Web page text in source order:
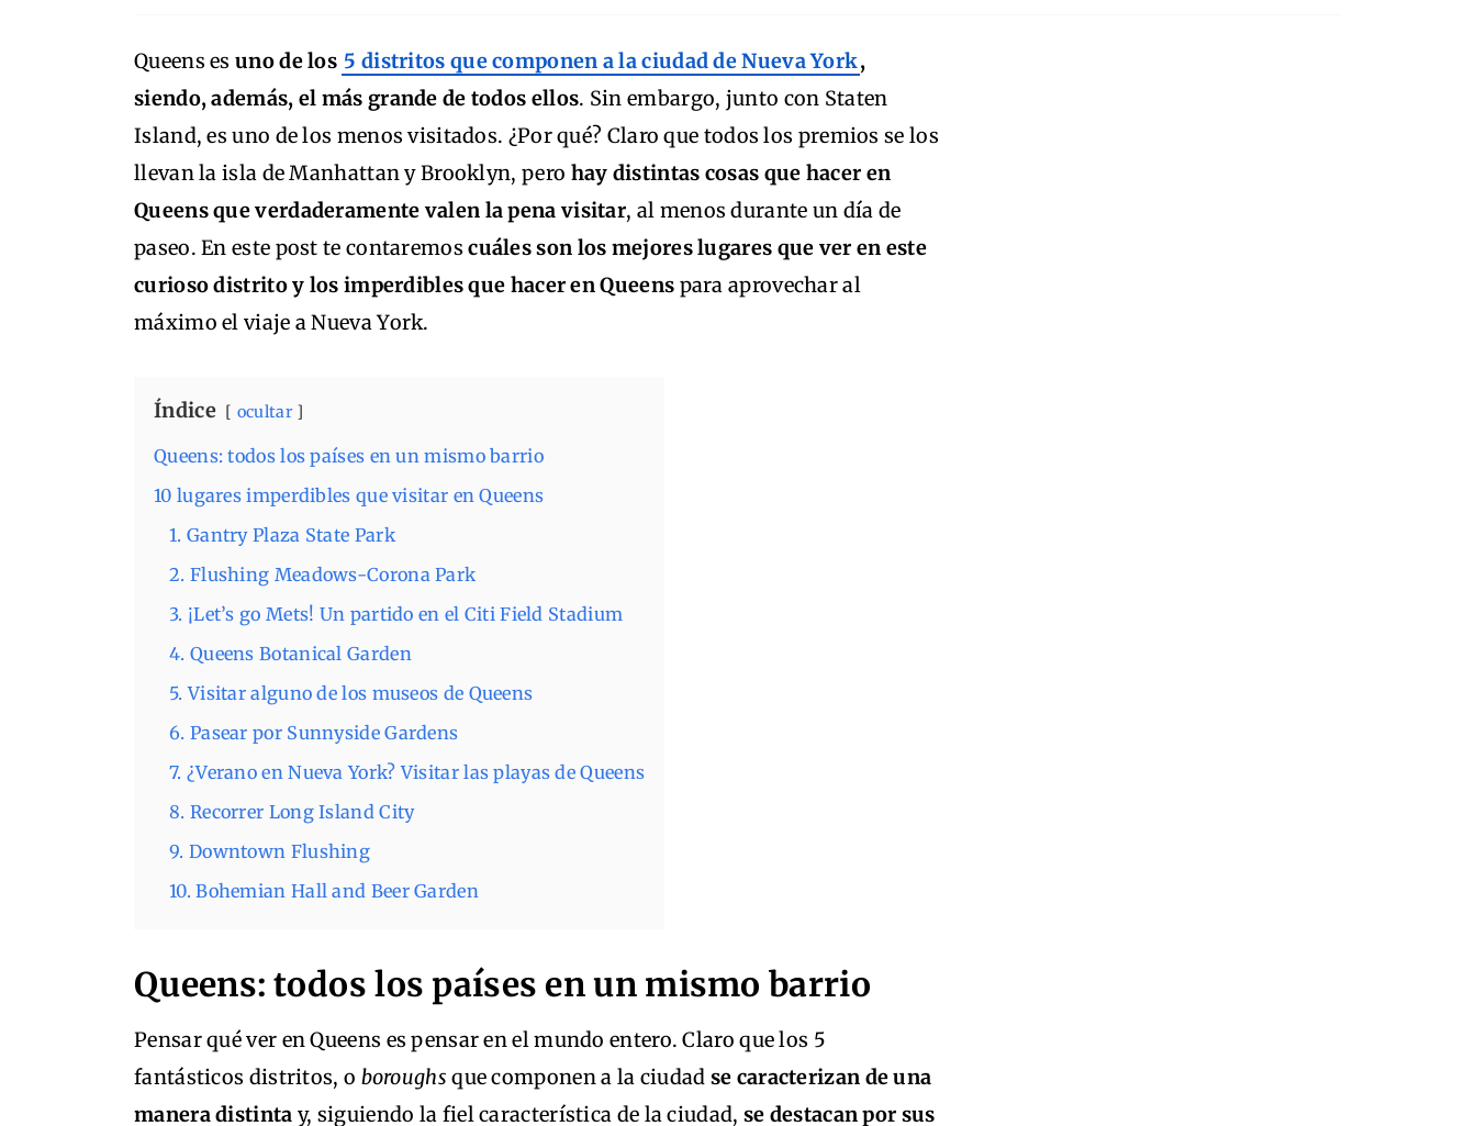
Queens es uno de los 5 distritos que componen a la ciudad de Nueva York,
siendo, además, el más grande de todos ellos. Sin embargo, junto con Staten
Island, es uno de los menos visitados. ¿Por qué? Claro que todos los premios se los
llevan la isla de Manhattan y Brooklyn, pero hay distintas cosas que hacer en
Queens que verdaderamente valen la pena visitar, al menos durante un día de
paseo. En este post te contaremoscuáles son los mejores lugares que ver en este
curioso distrito y los imperdibles que hacer en Queens para aprovechar al
máximo el viaje a Nueva York.
Índice ocultar
Queens: todos los países en un mismo barrio
10 lugares imperdibles que visitar en Queens
1. Gantry Plaza State Park
2. Flushing Meadows-Corona Park
3. ¡Let’s go Mets! Un partido en el Citi Field Stadium
4. Queens Botanical Garden
5. Visitar alguno de los museos de Queens
6. Pasear por Sunnyside Gardens
7. ¿Verano en Nueva York? Visitar las playas de Queens
8. Recorrer Long Island City
9. Downtown Flushing
10. Bohemian Hall and Beer Garden
Queens: todos los países en un mismo barrio
Pensar qué ver en Queens es pensar en el mundo entero. Claro que los 5
fantásticos distritos, o boroughsque componen a la ciudad se caracterizan de una
manera distinta y, siguiendo la fiel característica de la ciudad, se destacan por sus